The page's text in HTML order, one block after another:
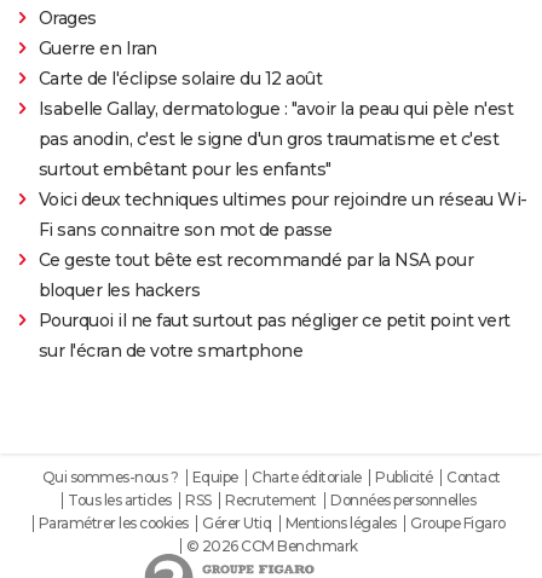
Orages
Guerre en Iran
Carte de l'éclipse solaire du 12 août
Isabelle Gallay, dermatologue : "avoir la peau qui pèle n'est
pas anodin, c'est le signe d'un gros traumatisme et c'est
surtout embêtant pour les enfants"
Voici deux techniques ultimes pour rejoindre un réseau Wi-
Fi sans connaitre son mot de passe
Ce geste tout bête est recommandé par la NSA pour
bloquer les hackers
Pourquoi il ne faut surtout pas négliger ce petit point vert
sur l'écran de votre smartphone
Qui sommes-nous ? Equipe Charte éditoriale Publicité
Contact
Tous les articles
RSS Recrutement
Données personnelles
Paramétrer les cookies
Gérer Utiq Mentions légales
Groupe Figaro
© 2026 CCM Benchmark